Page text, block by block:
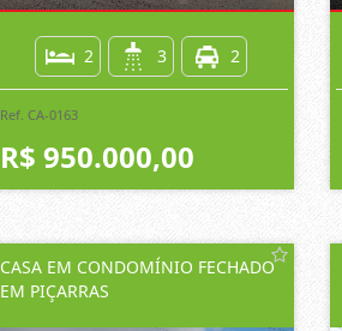
2 3 2
Ref. CA-0163
R$ 950.000,00
CASA EM CONDOMÍNIO FECHADO
EM PIÇARRAS